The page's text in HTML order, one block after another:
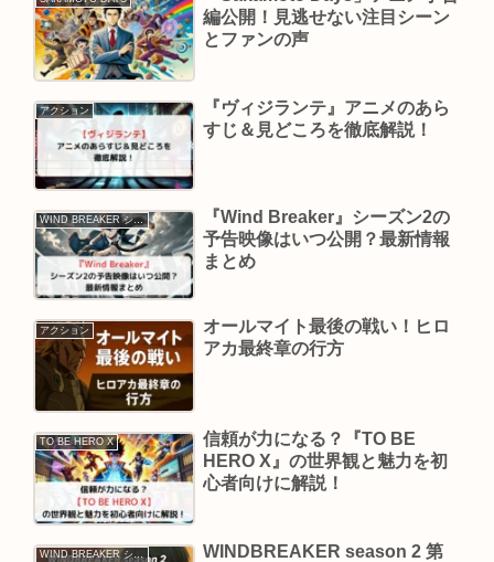
編公開！見逃せない注目シーン
とファンの声
アクション
『ヴィジランテ』アニメのあら
すじ＆見どころを徹底解説！
WIND BREAKER シーズン2
『Wind Breaker』シーズン2の
予告映像はいつ公開？最新情報
まとめ
アクション
オールマイト最後の戦い！ヒロ
アカ最終章の行方
TO BE HERO X
信頼が力になる？『TO BE
HERO X』の世界観と魅力を初
心者向けに解説！
WIND BREAKER シーズン2
WINDBREAKER season 2 第